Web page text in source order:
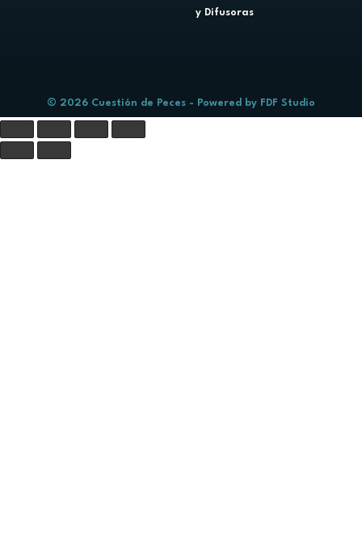
y Difusoras
© 2026 Cuestión de Peces - Powered by FDF Studio